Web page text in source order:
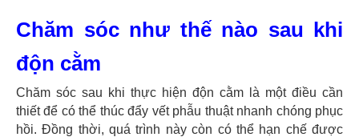
Chăm sóc như thế nào sau khi
độn cằm
Chăm sóc sau khi thực hiện độn cằm là một điều cần
thiết để có thể thúc đẩy vết phẫu thuật nhanh chóng phục
hồi. Đồng thời, quá trình này còn có thể hạn chế được